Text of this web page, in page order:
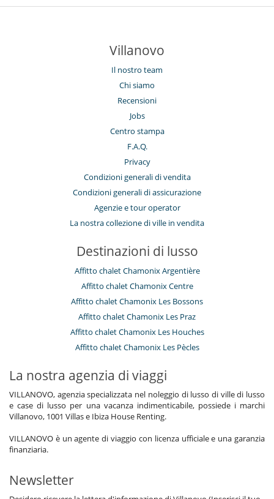
Villanovo
Il nostro team
Chi siamo
Recensioni
Jobs
Centro stampa
F.A.Q.
Privacy
Condizioni generali di vendita
Condizioni generali di assicurazione
Agenzie e tour operator
La nostra collezione di ville in vendita
Destinazioni di lusso
Affitto chalet Chamonix Argentière
Affitto chalet Chamonix Centre
Affitto chalet Chamonix Les Bossons
Affitto chalet Chamonix Les Praz
Affitto chalet Chamonix Les Houches
Affitto chalet Chamonix Les Pècles
La nostra agenzia di viaggi
VILLANOVO, agenzia specializzata nel noleggio di lusso di ville di lusso
e case di lusso per una vacanza indimenticabile, possiede i marchi
Villanovo, 1001 Villas e Ibiza House Renting.
VILLANOVO è un agente di viaggio con licenza ufficiale e una garanzia
finanziaria.
Newsletter